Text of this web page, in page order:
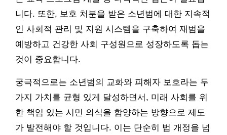
니다. 또한, 보호 처분을 받은 소년범에 대한 지속적
인 사회적 관리 및 지원 시스템을 구축하여 재범을
예방하고 건강한 사회 구성원으로 성장하도록 돕는
것이 중요합니다.
궁극적으로는 소년범의 교화와 피해자 보호라는 두
가지 가치를 균형 있게 달성하면서, 미래 사회를 위
한 책임 있는 시민 의식을 함양하는 방향으로 제도
가 발전해야 할 것입니다. 이는 단순히 법 개정을 넘